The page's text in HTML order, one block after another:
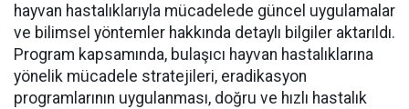
hayvan hastalıklarıyla mücadelede güncel uygulamalar
ve bilimsel yöntemler hakkında detaylı bilgiler aktarıldı.
Program kapsamında, bulaşıcı hayvan hastalıklarına
yönelik mücadele stratejileri, eradikasyon
programlarının uygulanması, doğru ve hızlı hastalık